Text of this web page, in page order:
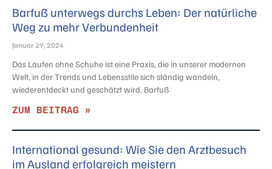
Barfuß unterwegs durchs Leben: Der natürliche
Weg zu mehr Verbundenheit
Januar 29, 2024
Das Laufen ohne Schuhe ist eine Praxis, die in unserer modernen
Welt, in der Trends und Lebensstile sich ständig wandeln,
wiederentdeckt und geschätzt wird. Barfuß
ZUM BEITRAG »
International gesund: Wie Sie den Arztbesuch
im Ausland erfolgreich meistern